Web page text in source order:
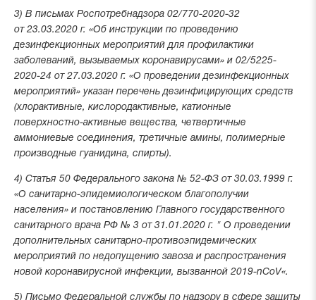
3) В письмах Роспотребнадзора 02/770-2020-32
от 23.03.2020 г. «Об инструкции по проведению
дезинфекционных мероприятий для профилактики
заболеваний, вызываемых коронавирусами» и 02/5225-
2020-24 от 27.03.2020 г. «О проведении дезинфекционных
мероприятий» указан перечень дезинфицирующих средств
(хлорактивные, кислородактивные, катионные
поверхностно-активные вещества, четвертичные
аммониевые соединения, третичные амины, полимерные
производные гуанидина, спирты).
4) Статья 50 Федерального закона № 52-ФЗ от 30.03.1999 г.
«О санитарно-эпидемиологическом благополучии
населения» и постановлению Главного государственного
санитарного врача РФ № 3 от 31.01.2020 г. " О проведении
дополнительных санитарно-противоэпидемических
мероприятий по недопущению завоза и распространения
новой коронавирусной инфекции, вызванной 2019-nCoV«.
5) Письмо Федеральной службы по надзору в сфере защиты